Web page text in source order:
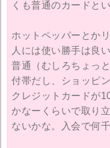
ことも少なくなりま
無料のカードでも旅
Ｃカードも年会費が
クレジットカードで
よりもリクルートカ
くも普通のカードと
ホットペッパーとか
人には使い勝手は良
普通（むしろちょっ
付帯だし、ショッピ
クレジットカードが
かなーくらいで取り
ないかな。入会で何